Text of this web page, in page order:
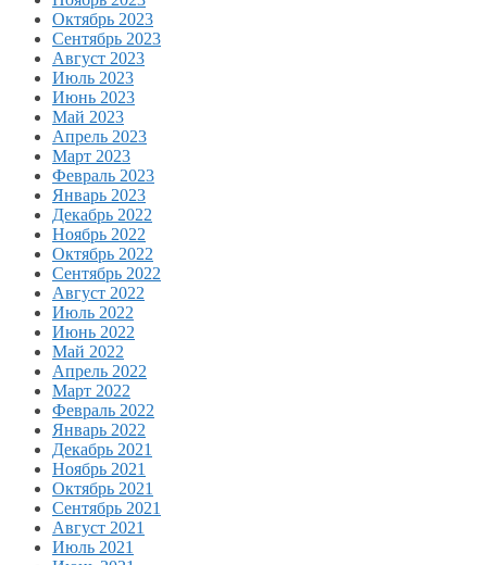
Октябрь 2023
Сентябрь 2023
Август 2023
Июль 2023
Июнь 2023
Май 2023
Апрель 2023
Март 2023
Февраль 2023
Январь 2023
Декабрь 2022
Ноябрь 2022
Октябрь 2022
Сентябрь 2022
Август 2022
Июль 2022
Июнь 2022
Май 2022
Апрель 2022
Март 2022
Февраль 2022
Январь 2022
Декабрь 2021
Ноябрь 2021
Октябрь 2021
Сентябрь 2021
Август 2021
Июль 2021